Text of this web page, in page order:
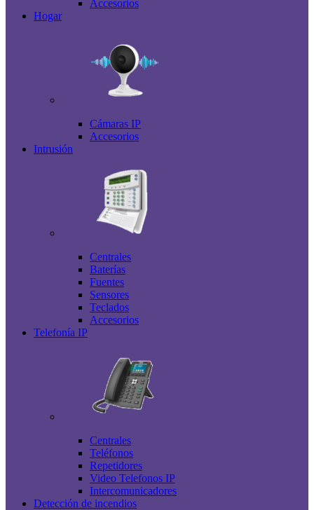
Accesorios
Hogar
Cámaras IP
Accesorios
Intrusión
Centrales
Baterías
Fuentes
Sensores
Teclados
Accesorios
Telefonía IP
Centrales
Teléfonos
Repetidores
Video Telefonos IP
Intercomunicadores
Detección de incendios